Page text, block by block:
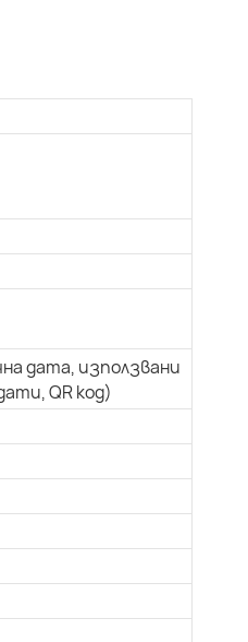
дата, използвани
QR код)